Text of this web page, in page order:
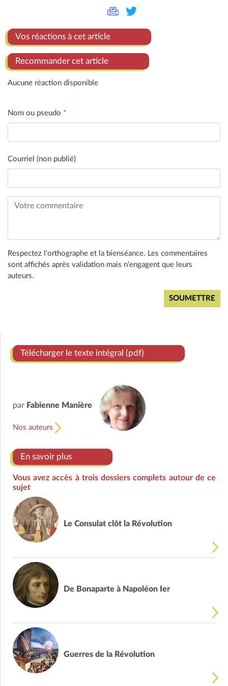
Vos réactions à cet article
Recommander cet article
Aucune réaction disponible
Nom ou pseudo *
Courriel (non publié)
Respectez l'orthographe et la bienséance. Les commentaires
sont affichés après validation mais n'engagent que leurs
auteurs.
Télécharger le texte intégral (pdf)
par Fabienne Manière
Nos auteurs
En savoir plus
Vous avez accès à trois dossiers complets autour de ce
sujet
Le Consulat clôt la Révolution
De Bonaparte à Napoléon Ier
Guerres de la Révolution